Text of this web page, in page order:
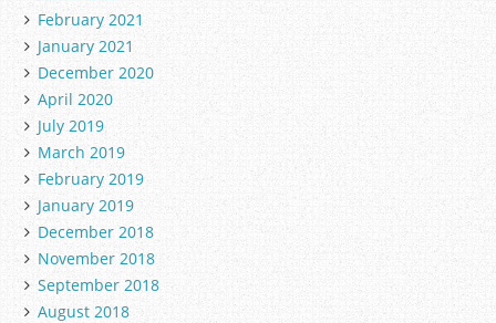
February 2021
January 2021
December 2020
April 2020
July 2019
March 2019
February 2019
January 2019
December 2018
November 2018
September 2018
August 2018